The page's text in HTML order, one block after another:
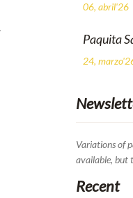
06, abril'26
Paquita
24,
Variations of
available, but
Recent